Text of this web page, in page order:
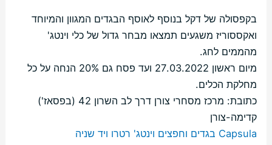
בקפסולה של דקל בנוסף לאוסף הבגדים המגוון והמיוחד
ואקססוריז משגעים תמצאו מבחר גדול של כלי וינטג'
מהממים לחג.
מיום ראשון 27.03.2022 ועד פסח גם 20% הנחה על כל
מחלקת הכלים.
כתובת: מרכז מסחרי צורן דרך לב השרון 42 (בפסאז')
קדימה-צורן
Capsula בגדים וחפצים וינטג' רטרו ויד שניה